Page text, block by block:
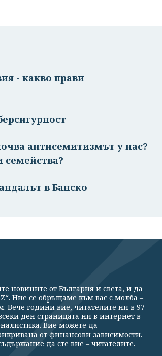
- какво прави
антисемитизмът у нас?
семейства?
в Банско
новините от България и света, и да
Ние се обръщаме към вас с молба –
години вие, читателите ни в 97
ден страницата ни в интернет в
Вие можете да
от финансови зависимости.
да сте вие – читателите.